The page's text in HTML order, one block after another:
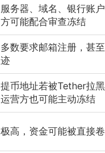
服务器、域名、银行账
方可能配合审查冻结
多数要求邮箱注册，甚
迹
提币地址若被Tether拉
运营方也可能主动冻结
极高，资金可能被直接